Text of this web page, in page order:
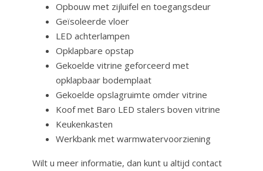
Opbouw met zijluifel en toegangsdeur
Geïsoleerde vloer
LED achterlampen
Opklapbare opstap
Gekoelde vitrine geforceerd met
opklapbaar bodemplaat
Gekoelde opslagruimte omder vitrine
Koof met Baro LED stalers boven vitrine
Keukenkasten
Werkbank met warmwatervoorziening
Wilt u meer informatie, dan kunt u altijd contact